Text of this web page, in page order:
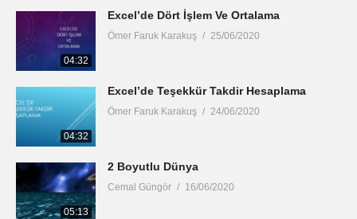
04:32
Excel’de Dört İşlem Ve Ortalama
Ömer Faruk Karakuş 25/06/2020
04:32
Excel’de Teşekkür Takdir Hesaplama
Ömer Faruk Karakuş 24/06/2020
05:13
2 Boyutlu Dünya
Cemal Güngör 16/06/2020